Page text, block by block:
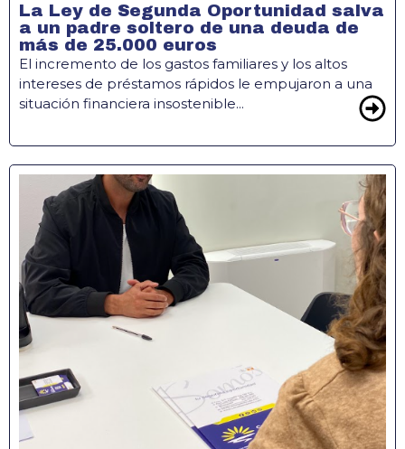
La Ley de Segunda Oportunidad salva
a un padre soltero de una deuda de
más de 25.000 euros
El incremento de los gastos familiares y los altos
intereses de préstamos rápidos le empujaron a una
situación financiera insostenible...